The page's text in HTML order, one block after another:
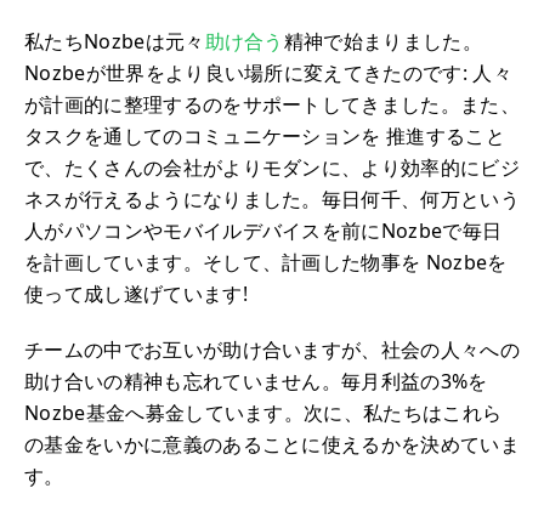
私たちNozbeは元々助け合う 精神で始まりました。
Nozbeが世界をより良い場所に変えてきたのです: 人々
が計画的に整理するのをサポートしてきました。また、
タスクを通してのコミュニケーションを 推進すること
で、たくさんの会社がよりモダンに、より効率的にビジ
ネスが行えるようになりました。毎日何千、何万という
人がパソコンやモバイルデバイスを前にNozbeで毎日
を計画しています。そして、計画した物事を Nozbeを
使って成し遂げています!
チームの中でお互いが助け合いますが、社会の人々への
助け合いの精神も忘れていません。毎月利益の3%を
Nozbe基金へ募金しています。次に、私たちはこれら
の基金をいかに意義のあることに使えるかを決めていま
す。